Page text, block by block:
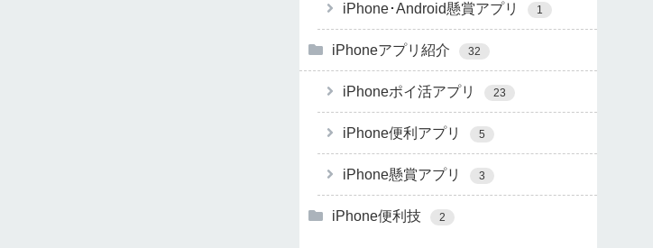
iPhone･Android懸賞アプリ 1
iPhoneアプリ紹介 32
iPhoneポイ活アプリ 23
iPhone便利アプリ 5
iPhone懸賞アプリ 3
iPhone便利技 2